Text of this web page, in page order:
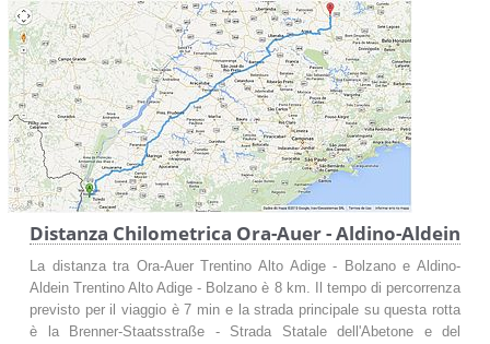
Distanza Chilometrica Ora-Auer - Aldino-Aldein
La distanza tra Ora-Auer Trentino Alto Adige - Bolzano e Aldino-
Aldein Trentino Alto Adige - Bolzano è 8 km. Il tempo di percorrenza
previsto per il viaggio è 7 min e la strada principale su questa rotta
è la Brenner-Staatsstraße - Strada Statale dell'Abetone e del